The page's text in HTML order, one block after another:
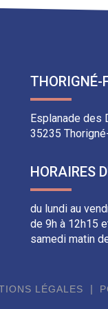
Twitter
THORIGNÉ-
Esplanade des
35235
HORAIRES
du lundi au
de 9h à 12h15
samedi matin
LÉGALES